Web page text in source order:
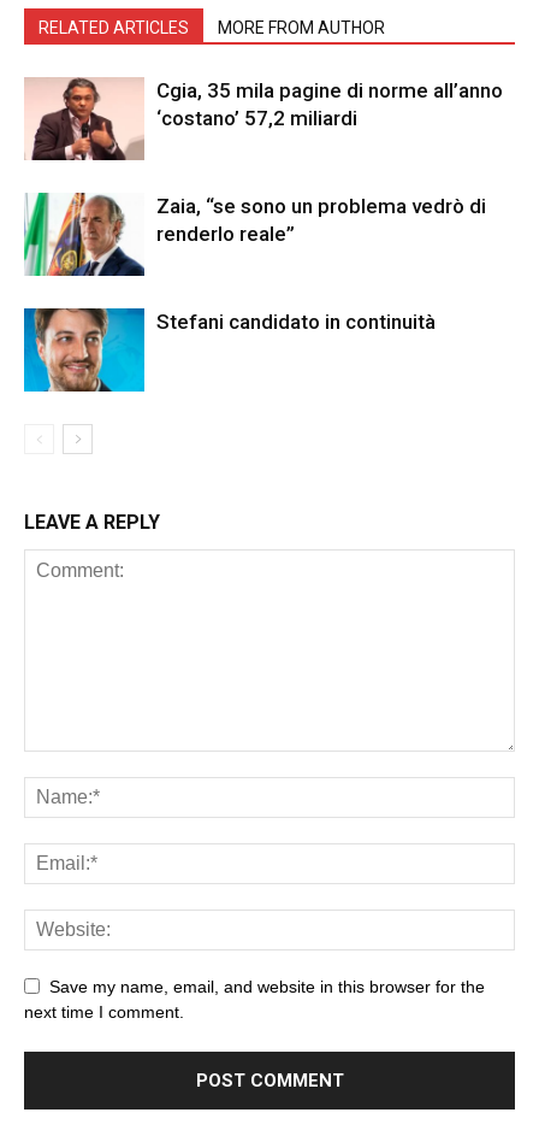
RELATED ARTICLES MORE FROM AUTHOR
Cgia, 35 mila pagine di norme all’anno
‘costano’ 57,2 miliardi
Zaia, “se sono un problema vedrò di
renderlo reale”
Stefani candidato in continuità
LEAVE A REPLY
Save my name, email, and website in this browser for the
next time I comment.